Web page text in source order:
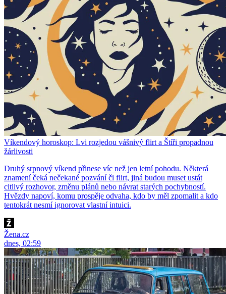
Víkendový horoskop: Lvi rozjedou vášnivý flirt a Štíři propadnou
žárlivosti
Druhý srpnový víkend přinese víc než jen letní pohodu. Některá
znamení čeká nečekané pozvání či flirt, jiná budou muset ustát
citlivý rozhovor, změnu plánů nebo návrat starých pochybností.
Hvězdy napoví, komu prospěje odvaha, kdo by měl zpomalit a kdo
tentokrát nesmí ignorovat vlastní intuici.
Žena.cz
dnes, 02:59